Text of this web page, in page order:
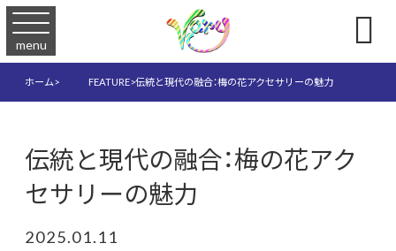
menu 
ホーム> FEATURE>伝統と現代の融合：梅の花アクセサリーの魅力
伝統と現代の融合：梅の花アク
セサリーの魅力
2025.01.11